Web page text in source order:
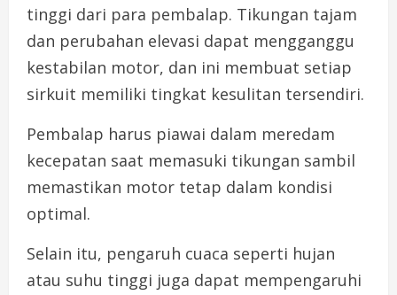
tinggi dari para pembalap. Tikungan tajam
dan perubahan elevasi dapat mengganggu
kestabilan motor, dan ini membuat setiap
sirkuit memiliki tingkat kesulitan tersendiri.
Pembalap harus piawai dalam meredam
kecepatan saat memasuki tikungan sambil
memastikan motor tetap dalam kondisi
optimal.
Selain itu, pengaruh cuaca seperti hujan
atau suhu tinggi juga dapat mempengaruhi